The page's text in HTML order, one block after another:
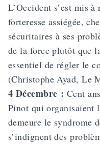
L’Occident s’est mis
forteresse assiégée,
sécuritaires à ses
de la force plutôt que
essentiel de régler le
(Christophe Ayad, Le
4 Décembre : Cent
Pinot qui organisaient
demeure le syndrome
s’indignent des